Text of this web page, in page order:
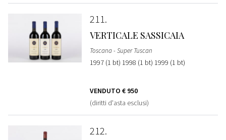
211
VERTICALE SASSICAIA
Toscana - Super Tuscan
1997 (1 bt) 1998 (1 bt) 1999 (1 bt)
VENDUTO € 950
(diritti d'asta esclusi)
212